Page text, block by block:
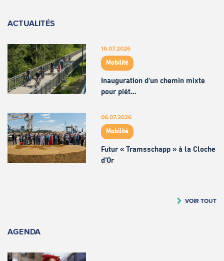
ACTUALITÉS
16.07.2026
Mobilité
Inauguration d'un chemin mixte
pour piét…
06.07.2026
Mobilité
Futur « Tramsschapp » à la Cloche
d’Or
VOIR TOUT
AGENDA